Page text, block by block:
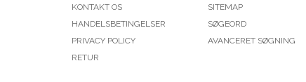
KONTAKT OS
HANDELSBETINGELSER
PRIVACY POLICY
RETUR
SITEMAP
SØGEORD
AVANCERET SØGNING